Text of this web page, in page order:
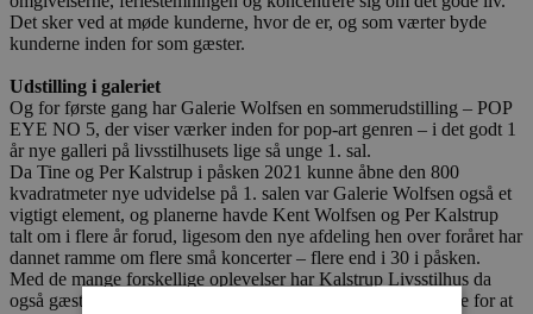
Det sker ved at møde kunderne, hvor de er, og som værter byde
kunderne inden for som gæster.
Udstilling i galeriet
Og for første gang har Galerie Wolfsen en sommerudstilling – POP
EYE NO 5, der viser værker inden for pop-art genren – i det godt 1
år nye galleri på livsstilhusets lige så unge 1. sal.
Da Tine og Per Kalstrup i påsken 2021 kunne åbne den 800
kvadratmeter nye udvidelse på 1. salen var Galerie Wolfsen også et
vigtigt element, og planerne havde Kent Wolfsen og Per Kalstrup
talt om i flere år forud, ligesom den nye afdeling hen over foråret har
dannet ramme om flere små koncerter – flere end i 30 i påsken.
Med de mange forskellige oplevelser har Kalstrup Livsstilhus da
også gæster fra blandt andet Aarhus og Silkeborg på dagsture for at